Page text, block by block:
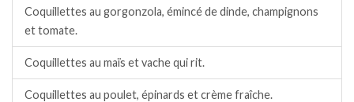
Coquillettes au gorgonzola, émincé de dinde, champignons
et tomate.
Coquillettes au maïs et vache qui rit.
Coquillettes au poulet, épinards et crème fraîche.